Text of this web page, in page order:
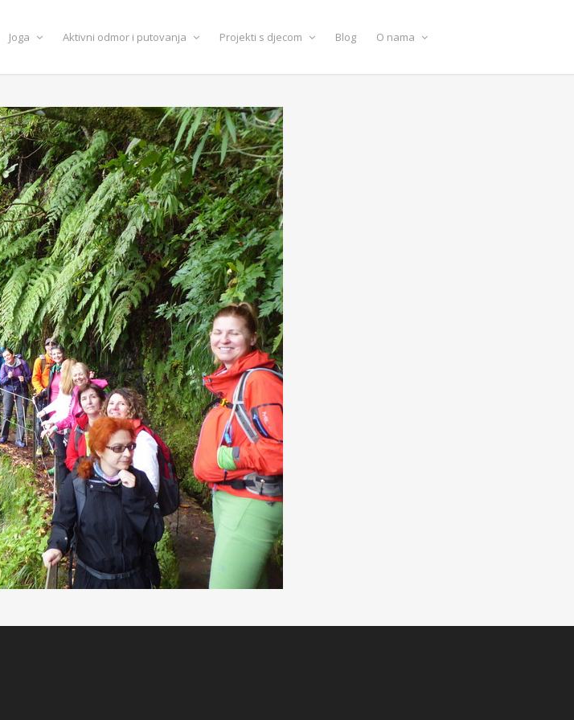
Joga Aktivni odmor i putovanja Projekti s djecom Blog O nama